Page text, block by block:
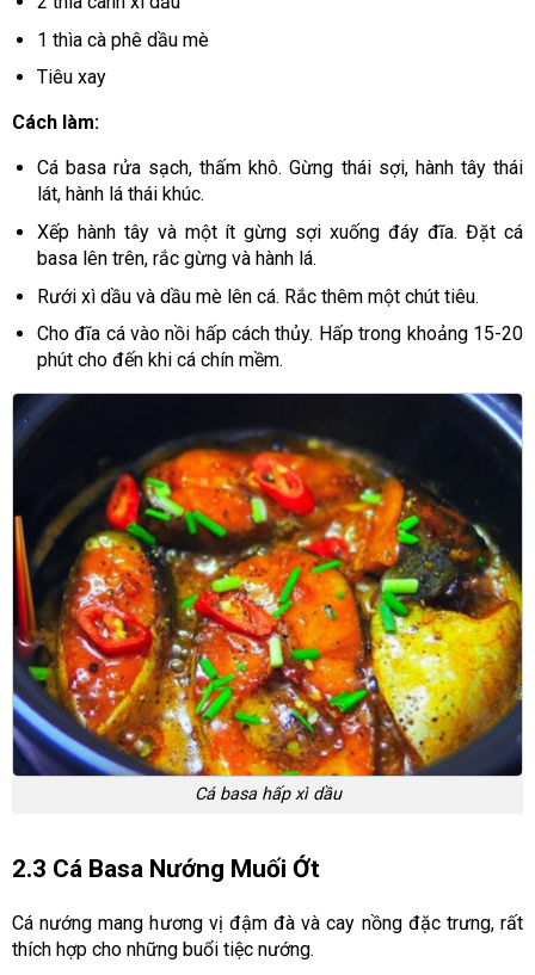
1 thìa cà phê dầu mè
Tiêu xay
Cách làm:
Cá basa rửa sạch, thấm khô. Gừng thái sợi, hành tây thái
lát, hành lá thái khúc.
Xếp hành tây và một ít gừng sợi xuống đáy đĩa. Đặt cá
basa lên trên, rắc gừng và hành lá.
Rưới xì dầu và dầu mè lên cá. Rắc thêm một chút tiêu.
Cho đĩa cá vào nồi hấp cách thủy. Hấp trong khoảng 15-20
phút cho đến khi cá chín mềm.
Cá basa hấp xì dầu
2.3 Cá Basa Nướng Muối Ớt
Cá nướng mang hương vị đậm đà và cay nồng đặc trưng, rất
thích hợp cho những buổi tiệc nướng.